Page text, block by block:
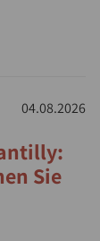
04.08.2026
Sie